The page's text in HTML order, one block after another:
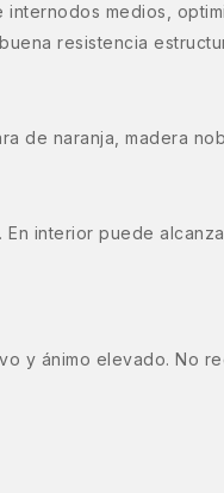
medios,
resistencia
de naranja, madera
interior puede
ánimo elevado. No